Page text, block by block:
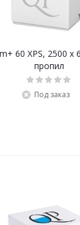
60 XPS, 2500 х
пропил
Под заказ